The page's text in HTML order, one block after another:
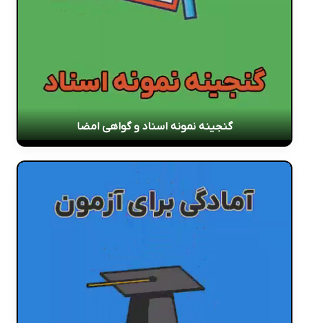
گنجینه نمونه اسناد و گواهی امضا